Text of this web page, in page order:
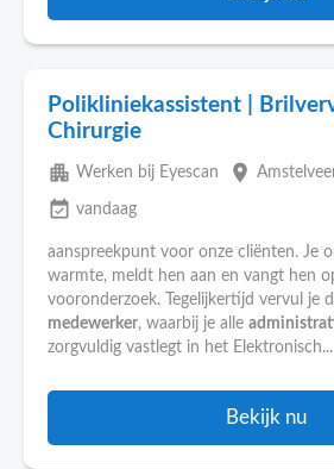
Polikliniekassistent |
Chirurgie
apartment Werken bij Eyescan place
event_available vandaag
aanspreekpunt voor onze cliënten. Je
warmte, meldt hen aan en vangt hen
vooronderzoek. Tegelijkertijd vervul je
medewerker, waarbij je alle
zorgvuldig vastlegt in het Elektronisch...
Bekijk nu